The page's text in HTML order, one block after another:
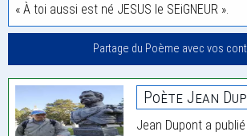
« À toi aussi est né JESUS le SEiGNEUR ».
Partage du Poème avec vos
Poète Jean
Jean Dupont a